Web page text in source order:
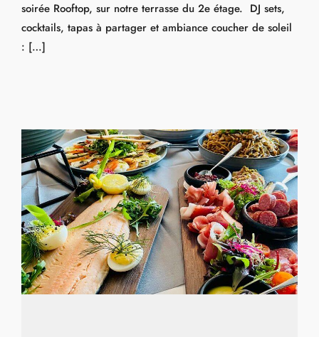
soirée Rooftop, sur notre terrasse du 2e étage. DJ sets,
cocktails, tapas à partager et ambiance coucher de soleil
: […]